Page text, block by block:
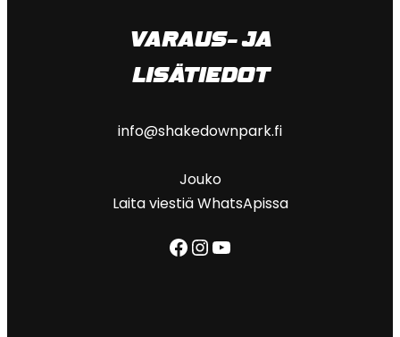
VARAUS- JA
LISÄTIEDOT
info@shakedownpark.fi
Jouko
Laita viestiä WhatsApissa
Facebook
Instagram
YouTube